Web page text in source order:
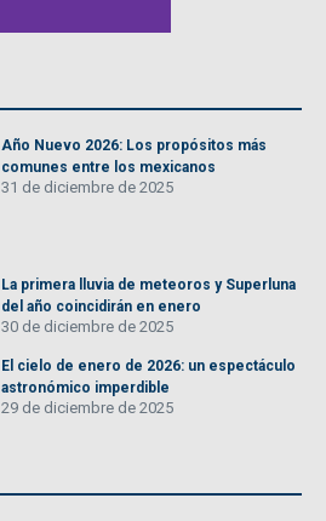
Año Nuevo 2026: Los propósitos más
comunes entre los mexicanos
31 de diciembre de 2025
La primera lluvia de meteoros y Superluna
del año coincidirán en enero
30 de diciembre de 2025
El cielo de enero de 2026: un espectáculo
astronómico imperdible
29 de diciembre de 2025